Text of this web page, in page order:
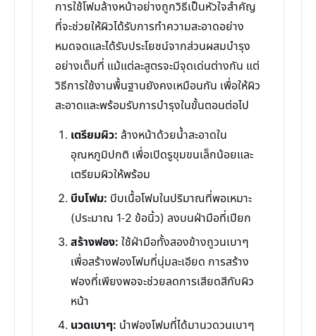
การใช้โฟมล้างหน้าอย่างถูกวิธีเป็นหัวใจสำคัญ
ที่จะช่วยให้ผิวได้รับการทำความสะอาดอย่าง
หมดจดและได้รับประโยชน์จากส่วนผสมบำรุง
อย่างเต็มที่ แม้แต่ละสูตรจะมีจุดเด่นต่างกัน แต่
วิธีการใช้งานพื้นฐานยังคงเหมือนกัน เพื่อให้ผิว
สะอาดและพร้อมรับการบำรุงในขั้นตอนต่อไป
เตรียมผิว: ล้างหน้าด้วยน้ำสะอาดใน
อุณหภูมิปกติ เพื่อเปิดรูขุมขนเล็กน้อยและ
เตรียมผิวให้พร้อม
บีบโฟม: บีบเนื้อโฟมในปริมาณที่พอเหมาะ
(ประมาณ 1-2 ข้อนิ้ว) ลงบนฝ่ามือที่เปียก
สร้างฟอง: ใช้ฝ่ามือทั้งสองข้างถูวนเบาๆ
เพื่อสร้างฟองโฟมที่นุ่มละเอียด การสร้าง
ฟองที่เพียงพอจะช่วยลดการเสียดสีกับผิว
หน้า
นวดเบาๆ: นำฟองโฟมที่ได้มานวดวนเบาๆ